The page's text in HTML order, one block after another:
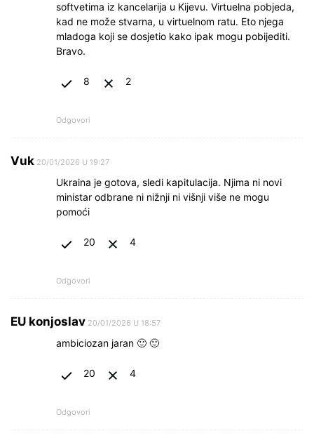
softvetima iz kancelarija u Kijevu. Virtuelna pobjeda,
kad ne može stvarna, u virtuelnom ratu. Eto njega
mladoga koji se dosjetio kako ipak mogu pobijediti.
Bravo.
8 2
Odgovori
Vuk 20/01/2026 U 19:27
Ukraina je gotova, sledi kapitulacija. Njima ni novi
ministar odbrane ni nižnji ni višnji više ne mogu
pomoći
20 4
Odgovori
EU konjoslav 20/01/2026 U 18:57
ambiciozan jaran 🙂 🙂
20 4
Odgovori